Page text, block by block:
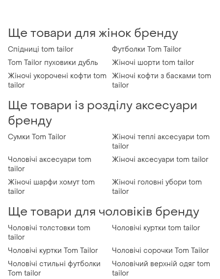
Ще товари для жінок бренду
Спідниці tom tailor
Футболки Tom Tailor
Tom Tailor пуховики дубль
Жіночі шорти tom tailor
Жіночі укорочені кофти tom
tailor
Жіночі кофти з басками tom
tailor
Ще товари із розділу аксесуари
бренду
Сумки Tom Tailor
Жіночі теплі аксесуари tom
tailor
Чоловічі аксесуари tom
tailor
Жіночі аксесуари tom tailor
Жіночі шарфи хомут tom
tailor
Жіночі головні убори tom
tailor
Ще товари для чоловіків бренду
Чоловічі толстовки tom
tailor
Чоловічі куртки tom tailor
Чоловічі куртки Tom Tailor
Чоловічі сорочки Tom Tailor
Чоловічі стильні футболки
Tom tailor
Чоловічий верхній одяг tom
tailor